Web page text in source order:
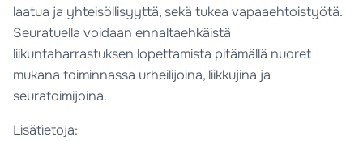
laatua ja yhteisöllisyyttä, sekä tukea vapaaehtoistyötä.
Seuratuella voidaan ennaltaehkäistä
liikuntaharrastuksen lopettamista pitämällä nuoret
mukana toiminnassa urheilijoina, liikkujina ja
seuratoimijoina.
Lisätietoja: